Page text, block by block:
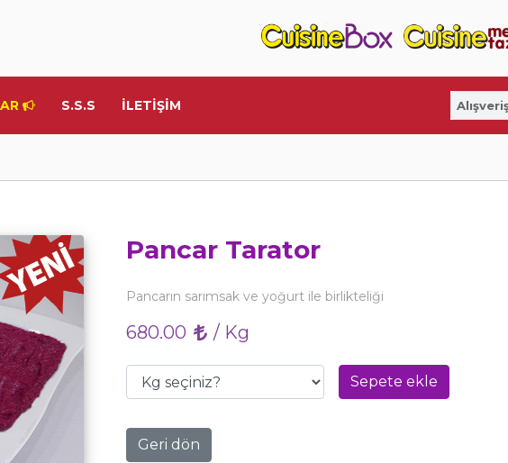
S.S.S İLETİŞİM
Pancar Tarator
Pancarın sarımsak ve yoğurt ile birlikteliği
680.00 / Kg
Sepete ekle
Geri dön